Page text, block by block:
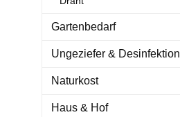
Gartenbedarf
Ungeziefer & Desinfektion
Naturkost
Haus & Hof